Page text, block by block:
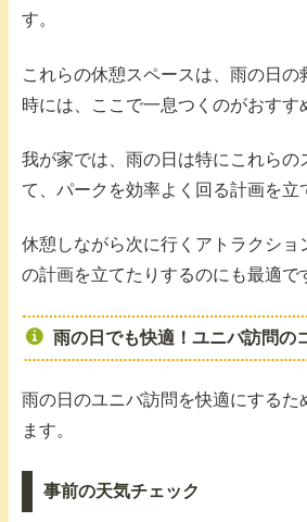
す。
これらの休憩スペースは、雨の日の
時には、ここで一息つくのがおすす
我が家では、雨の日は特にこれらの
て、パークを効率よく回る計画を立
休憩しながら次に行くアトラクショ
の計画を立てたりするのにも最適で
雨の日でも快適！ユニバ訪問の
雨の日のユニバ訪問を快適にするた
ます。
事前の天気チェック